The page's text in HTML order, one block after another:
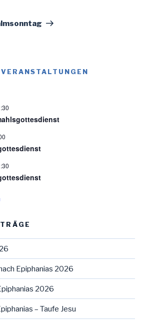
Epiphanias 2026
2026
– Taufe Jesu